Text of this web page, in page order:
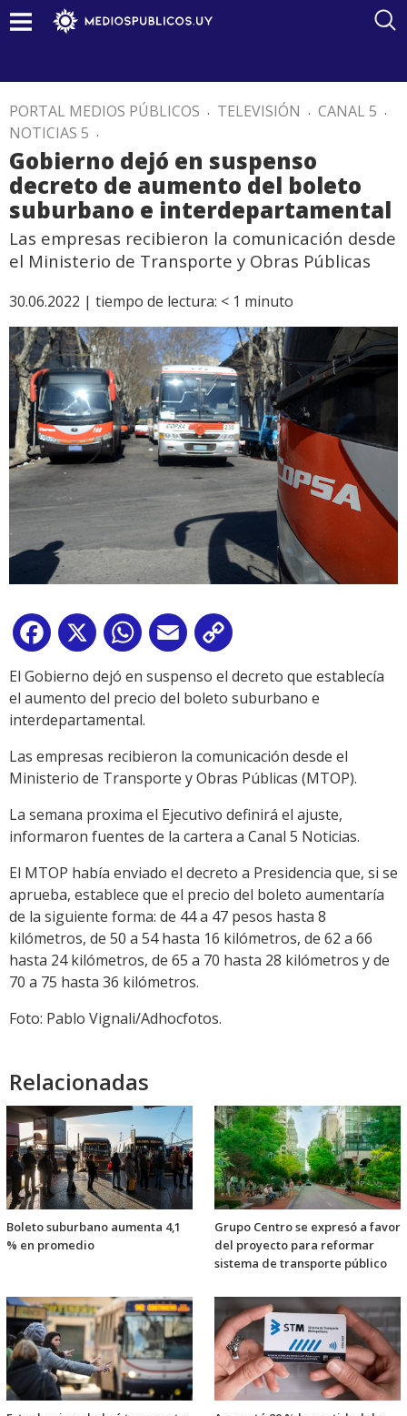
PORTAL MEDIOS PÚBLICOS . TELEVISIÓN . CANAL 5 .
NOTICIAS 5 .
Gobierno dejó en suspenso
decreto de aumento del boleto
suburbano e interdepartamental
Las empresas recibieron la comunicación desde
el Ministerio de Transporte y Obras Públicas
30.06.2022 | tiempo de lectura: < 1 minuto
Facebook
X WhatsApp
Email
Link
El Gobierno dejó en suspenso el decreto que establecía
el aumento del precio del boleto suburbano e
interdepartamental.
Las empresas recibieron la comunicación desde el
Ministerio de Transporte y Obras Públicas (MTOP).
La semana proxima el Ejecutivo definirá el ajuste,
informaron fuentes de la cartera a Canal 5 Noticias.
El MTOP había enviado el decreto a Presidencia que, si se
aprueba, establece que el precio del boleto aumentaría
de la siguiente forma: de 44 a 47 pesos hasta 8
kilómetros, de 50 a 54 hasta 16 kilómetros, de 62 a 66
hasta 24 kilómetros, de 65 a 70 hasta 28 kilómetros y de
70 a 75 hasta 36 kilómetros.
Foto: Pablo Vignali/Adhocfotos.
Relacionadas
Boleto suburbano aumenta 4,1
% en promedio
Grupo Centro se expresó a favor
del proyecto para reformar
sistema de transporte público